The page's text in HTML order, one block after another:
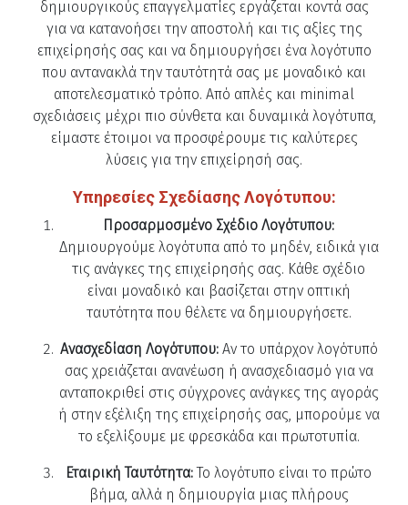
δημιουργικούς επαγγελματίες εργάζεται κοντά σας
για να κατανοήσει την αποστολή και τις αξίες της
επιχείρησής σας και να δημιουργήσει ένα λογότυπο
που αντανακλά την ταυτότητά σας με μοναδικό και
αποτελεσματικό τρόπο. Από απλές και minimal
σχεδιάσεις μέχρι πιο σύνθετα και δυναμικά λογότυπα,
είμαστε έτοιμοι να προσφέρουμε τις καλύτερες
λύσεις για την επιχείρησή σας.
Υπηρεσίες Σχεδίασης Λογότυπου:
Προσαρμοσμένο Σχέδιο Λογότυπου:
Δημιουργούμε λογότυπα από το μηδέν, ειδικά για
τις ανάγκες της επιχείρησής σας. Κάθε σχέδιο
είναι μοναδικό και βασίζεται στην οπτική
ταυτότητα που θέλετε να δημιουργήσετε.
Ανασχεδίαση Λογότυπου:Αν το υπάρχον λογότυπό
σας χρειάζεται ανανέωση ή ανασχεδιασμό για να
ανταποκριθεί στις σύγχρονες ανάγκες της αγοράς
ή στην εξέλιξη της επιχείρησής σας, μπορούμε να
το εξελίξουμε με φρεσκάδα και πρωτοτυπία.
Εταιρική Ταυτότητα:Το λογότυπο είναι το πρώτο
βήμα, αλλά η δημιουργία μιας πλήρους